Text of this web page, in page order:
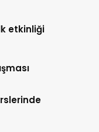
etkinliği